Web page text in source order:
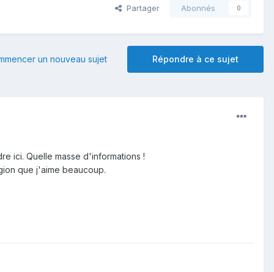
Partager Abonnés 0
Répondre à ce sujet
un nouveau sujet
ici. Quelle masse d'informations !
que j'aime beaucoup.